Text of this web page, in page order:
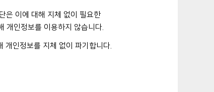
은 이에 대해 지체 없이 필요한
개인정보를 이용하지 않습니다.
인정보를 지체 없이 파기합니다.